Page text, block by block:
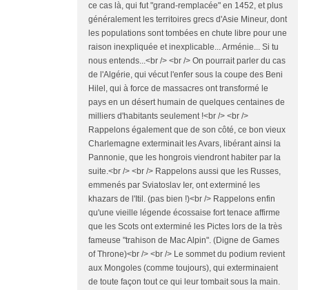
ce cas là, qui fut "grand-remplacée" en 1452, et plus
généralement les territoires grecs d'Asie Mineur, dont
les populations sont tombées en chute libre pour une
raison inexpliquée et inexplicable... Arménie... Si tu
nous entends...<br /> <br /> On pourrait parler du cas
de l'Algérie, qui vécut l'enfer sous la coupe des Beni
Hilel, qui à force de massacres ont transformé le
pays en un désert humain de quelques centaines de
milliers d'habitants seulement !<br /> <br />
Rappelons également que de son côté, ce bon vieux
Charlemagne exterminait les Avars, libérant ainsi la
Pannonie, que les hongrois viendront habiter par la
suite.<br /> <br /> Rappelons aussi que les Russes,
emmenés par Sviatoslav Ier, ont exterminé les
khazars de l'Itil. (pas bien !)<br /> Rappelons enfin
qu'une vieille légende écossaise fort tenace affirme
que les Scots ont exterminé les Pictes lors de la très
fameuse "trahison de Mac Alpin". (Digne de Games
of Throne)<br /> <br /> Le sommet du podium revient
aux Mongoles (comme toujours), qui exterminaient
de toute façon tout ce qui leur tombait sous la main.